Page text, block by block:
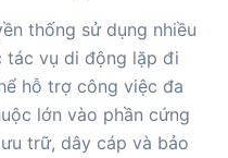
thống sử dụng nhiều
tác vụ di động lặp đi
hỗ trợ công việc đa
lớn vào phần cứng
trữ, dây cáp và bảo